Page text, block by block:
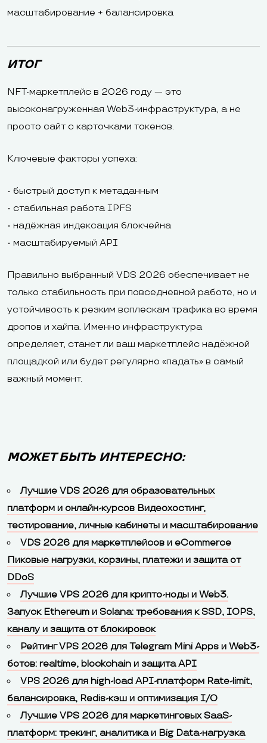
масштабирование + балансировка
ИТОГ
NFT-маркетплейс в 2026 году — это
высоконагруженная Web3-инфраструктура, а не
просто сайт с карточками токенов.
Ключевые факторы успеха:
• быстрый доступ к метаданным
• стабильная работа IPFS
• надёжная индексация блокчейна
• масштабируемый API
Правильно выбранный VDS 2026 обеспечивает не
только стабильность при повседневной работе, но и
устойчивость к резким всплескам трафика во время
дропов и хайпа. Именно инфраструктура
определяет, станет ли ваш маркетплейс надёжной
площадкой или будет регулярно «падать» в самый
важный момент.
МОЖЕТ БЫТЬ ИНТЕРЕСНО:
Лучшие VDS 2026 для образовательных
платформ и онлайн-курсов Видеохостинг,
тестирование, личные кабинеты и масштабирование
VDS 2026 для маркетплейсов и eCommerce
Пиковые нагрузки, корзины, платежи и защита от
DDoS
Лучшие VPS 2026 для крипто-ноды и Web3.
Запуск Ethereum и Solana: требования к SSD, IOPS,
каналу и защита от блокировок
Рейтинг VPS 2026 для Telegram Mini Apps и Web3-
ботов: realtime, blockchain и защита API
VPS 2026 для high-load API-платформ Rate-limit,
балансировка, Redis-кэш и оптимизация I/O
Лучшие VPS 2026 для маркетинговых SaaS-
платформ: трекинг, аналитика и Big Data-нагрузка